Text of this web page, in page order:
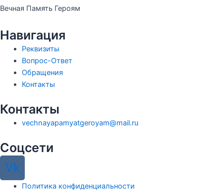
Вечная Память Героям
Навигация
Реквизиты
Вопрос-Ответ
Обращения
Контакты
Контакты
vechnayapamyatgeroyam@mail.ru
Соцсети
Vk
Политика конфиденциальности